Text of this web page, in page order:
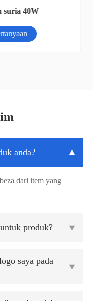
40W
anda? 
dari item yang
produk? 
saya pada
